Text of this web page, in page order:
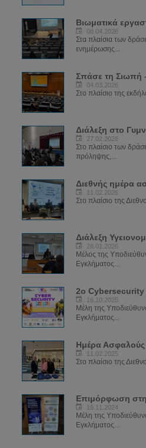
08.04.2026
Στα πλαίσια των
ενημέρωσης...
04.03.2026
Στο πλαίσιο της
27.02.2026
Στο πλαίσιο των
πρόληψης,...
11.02.2026
Στο πλαίσιο της
Διάλεξη
28.01.2026
Μέλος της
Εγκλήματος...
2ο
16.10.2025
Μέλη της
Εγκλήματος...
11.02.2025
Στο πλαίσιο της
15.11.2024
Μέλη της
Εγκλήματος...